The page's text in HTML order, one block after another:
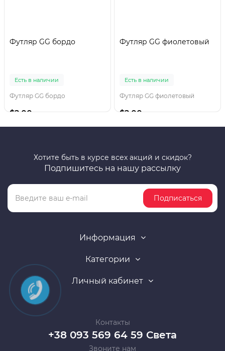
Футляр GG бордо
Есть в наличии
Футляр GG бордо
$2.00
Футляр GG фиолетовый
Есть в наличии
Футляр GG фиолетовый
$2.00
Хотите быть в курсе всех акций и скидок?
Подпишитесь на нашу рассылку
Подписаться
Информация
Категории
Личный кабинет
Контакты
+38 093 569 64 59 Света
Звоните нам